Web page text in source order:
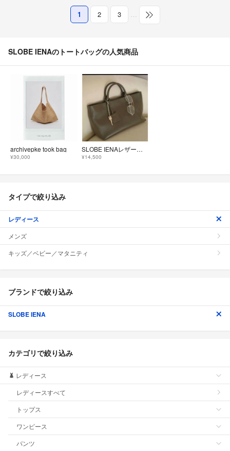
1 2 3 …
SLOBE IENAのトートバッグの人気商品
archivepke took bag
¥30,000
SLOBE IENAレザートートバッグ
¥14,500
タイプで絞り込み
レディース
メンズ
キッズ／ベビー／マタニティ
ブランドで絞り込み
SLOBE IENA
カテゴリで絞り込み
レディース
レディースすべて
トップス
ワンピース
パンツ